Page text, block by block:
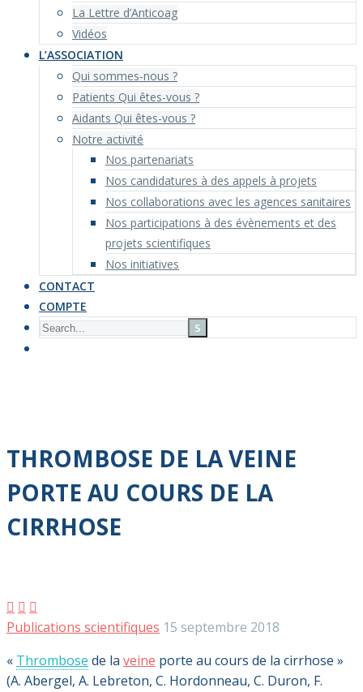
La Lettre d’Anticoag
Vidéos
L’ASSOCIATION
Qui sommes-nous ?
Patients Qui êtes-vous ?
Aidants Qui êtes-vous ?
Notre activité
Nos partenariats
Nos candidatures à des appels à projets
Nos collaborations avec les agences sanitaires
Nos participations à des évènements et des
projets scientifiques
Nos initiatives
CONTACT
COMPTE
THROMBOSE DE LAVEINE
PORTE AU COURS DE LA
CIRRHOSE
  
Publications scientifiques 15 septembre 2018
« Thrombose de la veine porte au cours de la cirrhose »
(A. Abergel, A. Lebreton, C. Hordonneau, C. Duron, F.